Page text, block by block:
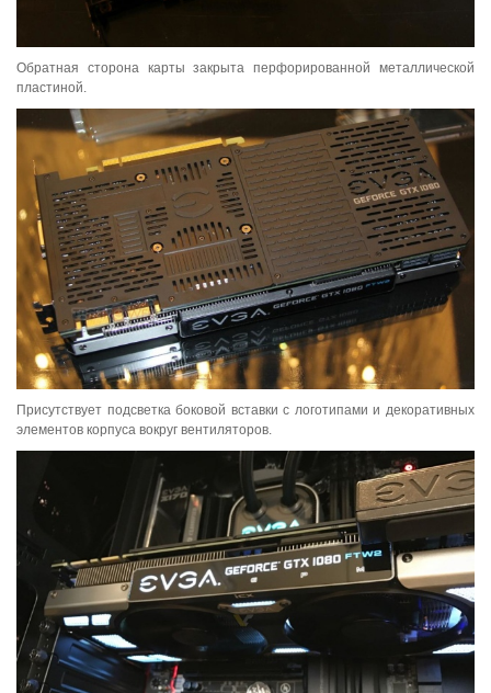
Обратная сторона карты закрыта перфорированной металлической
пластиной.
Присутствует подсветка боковой вставки с логотипами и декоративных
элементов корпуса вокруг вентиляторов.